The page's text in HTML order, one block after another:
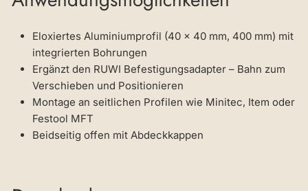
Eloxiertes Aluminiumprofil (40 × 40 mm, 400 mm) mit
integrierten Bohrungen
Ergänzt den RUWI Befestigungsadapter – Bahn zum
Verschieben und Positionieren
Montage an seitlichen Profilen wie Minitec, Item oder
Festool MFT
Beidseitig offen mit Abdeckkappen